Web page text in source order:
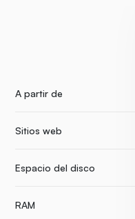
A partir de
Sitios web
Espacio del disco
RAM